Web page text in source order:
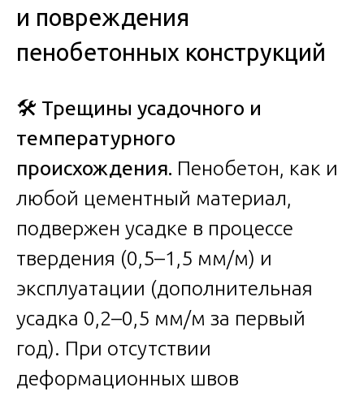
и повреждения
пенобетонных конструкций
🛠️ Трещины усадочного и
температурного
происхождения. Пенобетон, как и
любой цементный материал,
подвержен усадке в процессе
твердения (0,5–1,5 мм/м) и
эксплуатации (дополнительная
усадка 0,2–0,5 мм/м за первый
год). При отсутствии
деформационных швов